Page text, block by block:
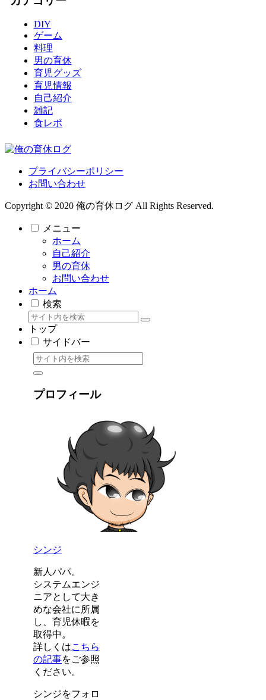
DIY
ゲーム
料理
男の育休
育児グッズ
育児情報
自己紹介
雑記
食レポ
プライバシーポリシー
お問い合わせ
Copyright © 2020 俺の育休ログ All Rights Reserved.
メニュー
ホーム
自己紹介
男の育休
お問い合わせ
ホーム
検索
トップ
サイドバー
プロフィール
シンジ
新人パパ。
システムエンジ
ニアとして大き
めな会社に所属
し、育児休暇を
取得中。
詳しくはこちら
の記事をご参照
ください。
シンジをフォロ